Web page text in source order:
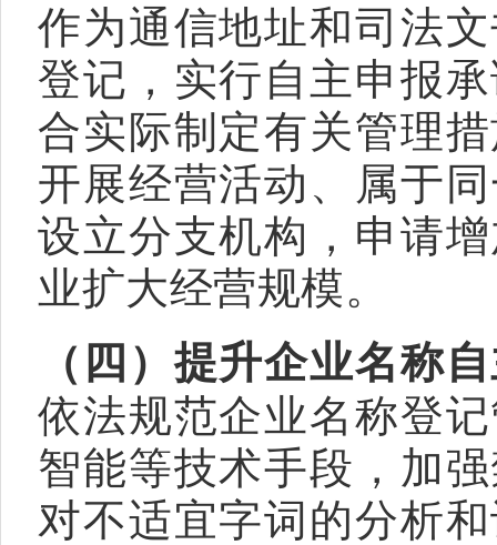
作为通信地址和司法
登记，实行自主申报
合实际制定有关管理
开展经营活动、属于
设立分支机构，申请
业扩大经营规模。
（四）提升企业名称
依法规范企业名称登
智能等技术手段，加
对不适宜字词的分析